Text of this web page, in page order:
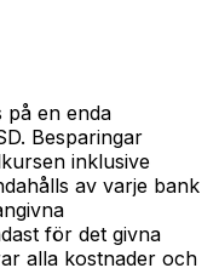
på en enda
Besparingar
inklusive
av varje bank
för det givna
alla kostnader och